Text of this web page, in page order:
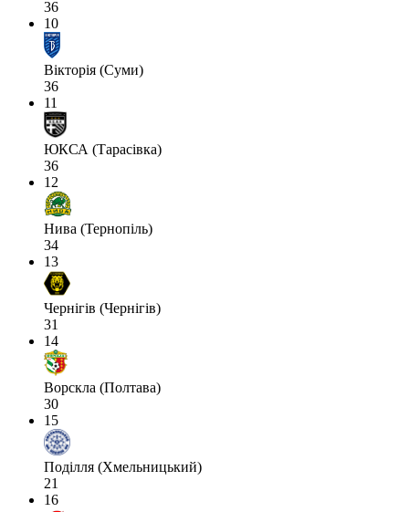
36
10
Вікторія (Суми)
36
11
ЮКСА (Тарасівка)
36
12
Нива (Тернопіль)
34
13
Чернігів (Чернігів)
31
14
Ворскла (Полтава)
30
15
Поділля (Хмельницький)
21
16